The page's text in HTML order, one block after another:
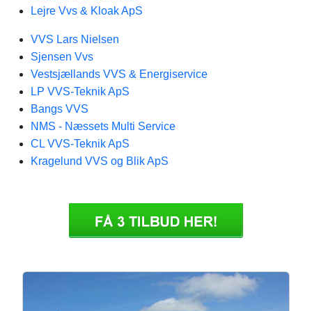
Lejre Vvs & Kloak ApS
VVS Lars Nielsen
Sjensen Vvs
Vestsjællands VVS & Energiservice
LP VVS-Teknik ApS
Bangs VVS
NMS - Næssets Multi Service
CL VVS-Teknik ApS
Kragelund VVS og Blik ApS